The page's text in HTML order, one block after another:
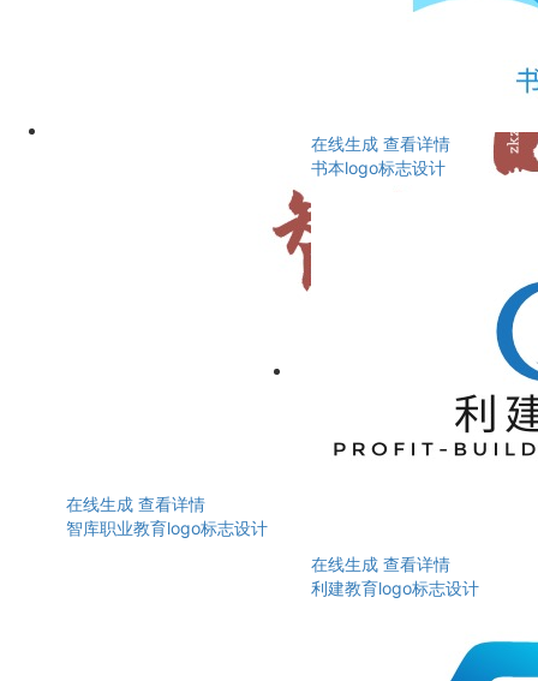
在线生成 查看详情
智库职业教育logo标志设计
在线生成 查看详情
书本logo标志设计
在线生成 查看详情
利建教育logo标志设计